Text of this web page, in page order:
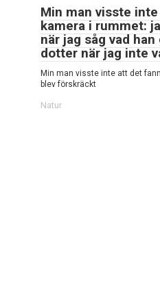
Min man visste
kamera i rummet:
när jag såg vad
dotter när jag inte
Min man visste inte att det
blev förskräckt
Natur